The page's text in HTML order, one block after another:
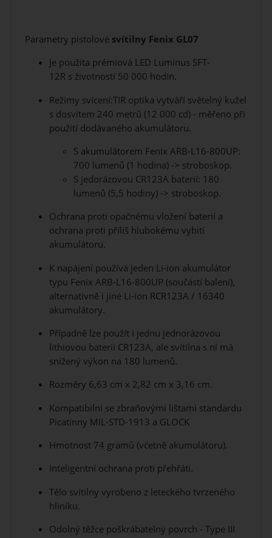
Parametry pistolové svítilny Fenix GL07
Je použita prémiová LED Luminus SFT-
12R s životností 50 000 hodin.
Režimy svícení:TIR optika vytváří světelný kužel
s dosvitem 240 metrů (12 000 cd) - měřeno při
použití dodávaného akumulátoru.
S akumulátorem Fenix ARB-L16-800UP:
700 lumenů (1 hodina) -> stroboskop.
S jedorázovou CR123A baterií: 180
lumenů (5,5 hodiny) -> stroboskop.
Ochrana proti opačnému vložení baterií a
ochrana proti příliš hlubokému vybití
akumulátoru.
K napájení používá jeden Li-ion akumulátor
typu Fenix ARB-L16-800UP (součástí balení),
alternativně i jiné Li-ion RCR123A / 16340
akumulátory.
Případně lze použít i jednu jednorázovou
lithiovou baterii CR123A, ale svítilna s ní má
snížený výkon na 180 lumenů.
Rozměry 6,63 cm x 2,82 cm x 3,16 cm.
Kompatibilní se zbraňovými lištami standardu
Picatinny MIL-STD-1913 a GLOCK
Hmotnost 74 gramů (včetně akumulátoru).
Inteligentní ochrana proti přehřátí.
Tělo svítilny vyrobeno z leteckého tvrzeného
hliníku.
Odolný těžce poškrábatelný povrch - Type III